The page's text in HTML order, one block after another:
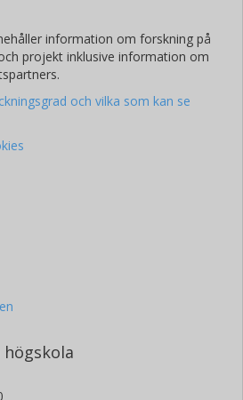
information om forskning på
projekt inklusive information om
och vilka som kan se